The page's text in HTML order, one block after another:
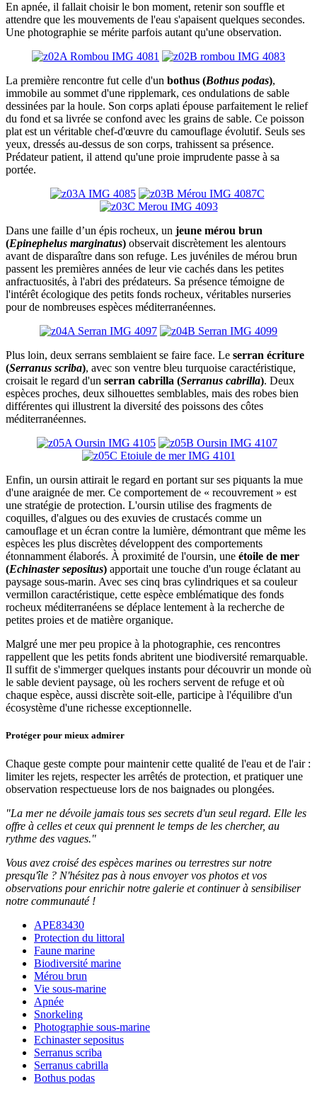
En apnée, il fallait choisir le bon moment, retenir son souffle et
attendre que les mouvements de l'eau s'apaisent quelques secondes.
Une photographie se mérite parfois autant qu'une observation.
La première rencontre fut celle d'un bothus (Bothus podas),
immobile au sommet d'une ripplemark, ces ondulations de sable
dessinées par la houle. Son corps aplati épouse parfaitement le relief
du fond et sa livrée se confond avec les grains de sable. Ce poisson
plat est un véritable chef-d'œuvre du camouflage évolutif. Seuls ses
yeux, dressés au-dessus de son corps, trahissent sa présence.
Prédateur patient, il attend qu'une proie imprudente passe à sa
portée.
Dans une faille d’un épis rocheux, un jeune mérou brun
(Epinephelus marginatus) observait discrètement les alentours
avant de disparaître dans son refuge. Les juvéniles de mérou brun
passent les premières années de leur vie cachés dans les petites
anfractuosités, à l'abri des prédateurs. Sa présence témoigne de
l'intérêt écologique des petits fonds rocheux, véritables nurseries
pour de nombreuses espèces méditerranéennes.
Plus loin, deux serrans semblaient se faire face. Le serran écriture
(Serranus scriba), avec son ventre bleu turquoise caractéristique,
croisait le regard d'un serran cabrilla (Serranus cabrilla). Deux
espèces proches, deux silhouettes semblables, mais des robes bien
différentes qui illustrent la diversité des poissons des côtes
méditerranéennes.
Enfin, un oursin attirait le regard en portant sur ses piquants la mue
d'une araignée de mer. Ce comportement de « recouvrement » est
une stratégie de protection. L'oursin utilise des fragments de
coquilles, d'algues ou des exuvies de crustacés comme un
camouflage et un écran contre la lumière, démontrant que même les
espèces les plus discrètes développent des comportements
étonnamment élaborés. À proximité de l'oursin, une étoile de mer
(Echinaster sepositus) apportait une touche d'un rouge éclatant au
paysage sous-marin. Avec ses cinq bras cylindriques et sa couleur
vermillon caractéristique, cette espèce emblématique des fonds
rocheux méditerranéens se déplace lentement à la recherche de
petites proies et de matière organique.
Malgré une mer peu propice à la photographie, ces rencontres
rappellent que les petits fonds abritent une biodiversité remarquable.
Il suffit de s'immerger quelques instants pour découvrir un monde où
le sable devient paysage, où les rochers servent de refuge et où
chaque espèce, aussi discrète soit-elle, participe à l'équilibre d'un
écosystème d'une richesse exceptionnelle.
Protéger pour mieux admirer
Chaque geste compte pour maintenir cette qualité de l'eau et de l'air :
limiter les rejets, respecter les arrêtés de protection, et pratiquer une
observation respectueuse lors de nos baignades ou plongées.
"La mer ne dévoile jamais tous ses secrets d'un seul regard. Elle les
offre à celles et ceux qui prennent le temps de les chercher, au
rythme des vagues."
Vous avez croisé des espèces marines ou terrestres sur notre
presqu'île ? N'hésitez pas à nous envoyer vos photos et vos
observations pour enrichir notre galerie et continuer à sensibiliser
notre communauté !
APE83430
Protection du littoral
Faune marine
Biodiversité marine
Mérou brun
Vie sous-marine
Apnée
Snorkeling
Photographie sous-marine
Echinaster sepositus
Serranus scriba
Serranus cabrilla
Bothus podas